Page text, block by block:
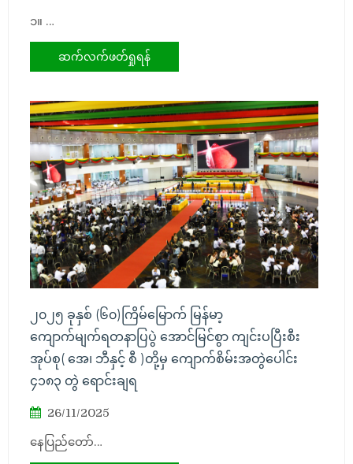
၁။ …
ဆက်လက်ဖတ်ရှုရန်
၂၀၂၅ ခုနှစ် (၆၀)ကြိမ်မြောက် မြန်မာ့
ကျောက်မျက်ရတနာပြပွဲ အောင်မြင်စွာ ကျင်းပပြီးစီး
အုပ်စု( အေ၊ ဘီနှင့် စီ )တို့မှ ကျောက်စိမ်းအတွဲပေါင်း
၄၁၈၃ တွဲ ရောင်းချရ
26/11/2025
နေပြည်တော်…